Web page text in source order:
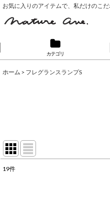
お気に入りのアイテムで、私だけのこ
カテゴリ
ホーム > フレグランスランプS
19件